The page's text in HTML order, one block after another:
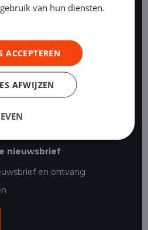
nieuwsbrief
en ontvang
van hun diensten.
ACCEPTEREN
AFWIJZEN